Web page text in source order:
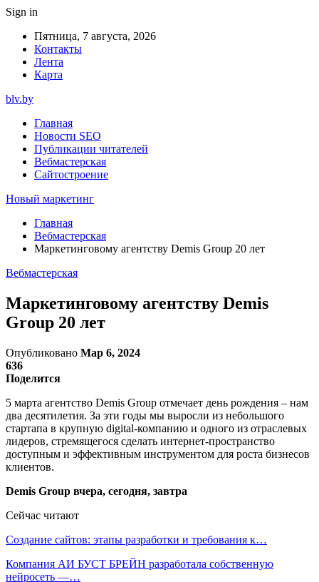
Sign in
Пятница, 7 августа, 2026
Контакты
Лента
Карта
blv.by
Главная
Новости SEO
Публикации читателей
Вебмастерская
Сайтостроение
Новый маркетинг
Главная
Вебмастерская
Маркетинговому агентству Demis Group 20 лет
Вебмастерская
Маркетинговому агентству Demis
Group 20 лет
Опубликовано Мар 6, 2024
636
Поделится
5 марта агентство Demis Group отмечает день рождения – нам
два десятилетия. За эти годы мы выросли из небольшого
стартапа в крупную digital-компанию и одного из отраслевых
лидеров, стремящегося сделать интернет-пространство
доступным и эффективным инструментом для роста бизнесов
клиентов.
Demis Group вчера, сегодня, завтра
Сейчас читают
Создание сайтов: этапы разработки и требования к…
Компания АИ БУСТ БРЕЙН разработала собственную
нейросеть —…